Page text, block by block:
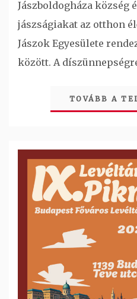
Jászboldogháza község
jászságiakat az otthon
Jászok Egyesülete
között. A
TOVÁBB A